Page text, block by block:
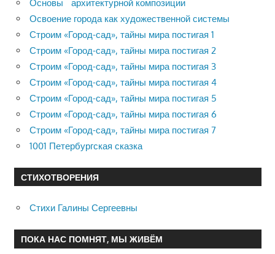
Основы архитектурной композиции
Освоение города как художественной системы
Строим «Город-сад», тайны мира постигая 1
Строим «Город-сад», тайны мира постигая 2
Строим «Город-сад», тайны мира постигая 3
Строим «Город-сад», тайны мира постигая 4
Строим «Город-сад», тайны мира постигая 5
Строим «Город-сад», тайны мира постигая 6
Строим «Город-сад», тайны мира постигая 7
1001 Петербургская сказка
СТИХОТВОРЕНИЯ
Стихи Галины Сергеевны
ПОКА НАС ПОМНЯТ, МЫ ЖИВЁМ